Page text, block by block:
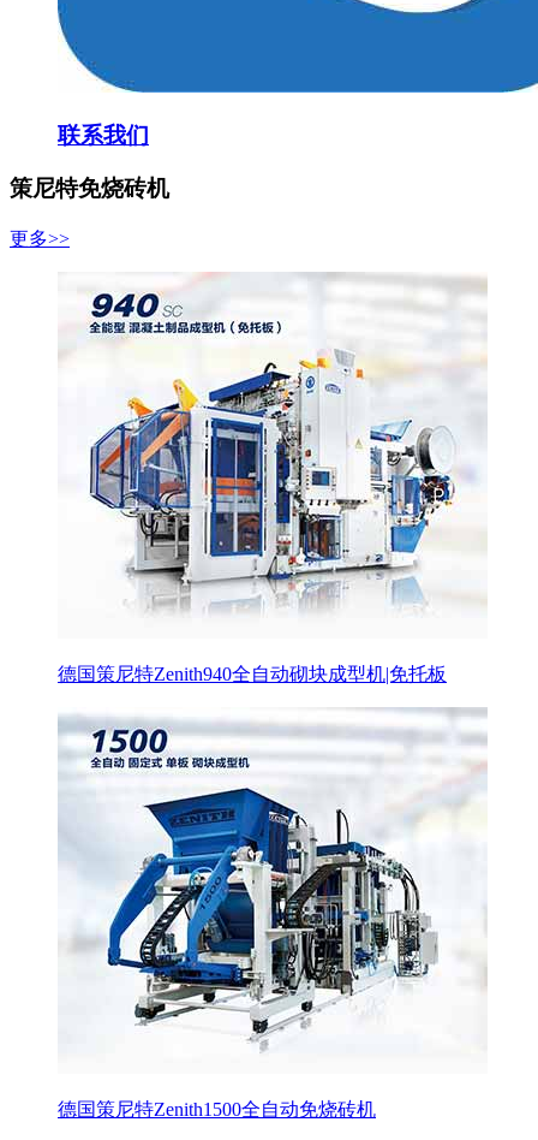
联系我们
策尼特免烧砖机
更多>>
德国策尼特Zenith940全自动砌块成型机|免托板
德国策尼特Zenith1500全自动免烧砖机